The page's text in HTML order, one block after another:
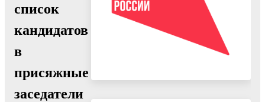
список
кандидатов
в
присяжные
заседатели